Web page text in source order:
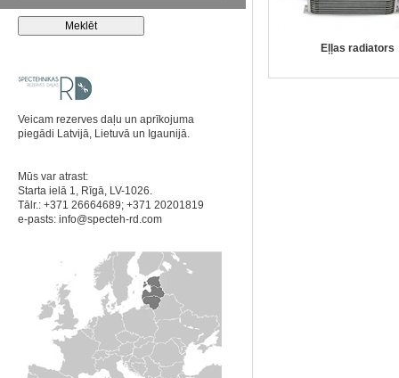
Veicam rezerves daļu un aprīkojuma
piegādi Latvijā, Lietuvā un Igaunijā.
Mūs var atrast:
Starta ielā 1, Rīgā, LV-1026.
Tālr.: +371 26664689; +371 20201819
e-pasts: info@specteh-rd.com
Eļļas radiators